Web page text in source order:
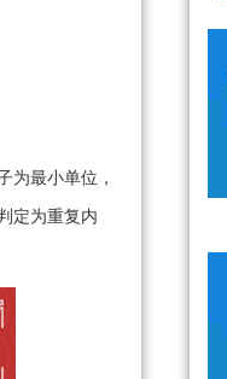
为最小单位，
定为重复内